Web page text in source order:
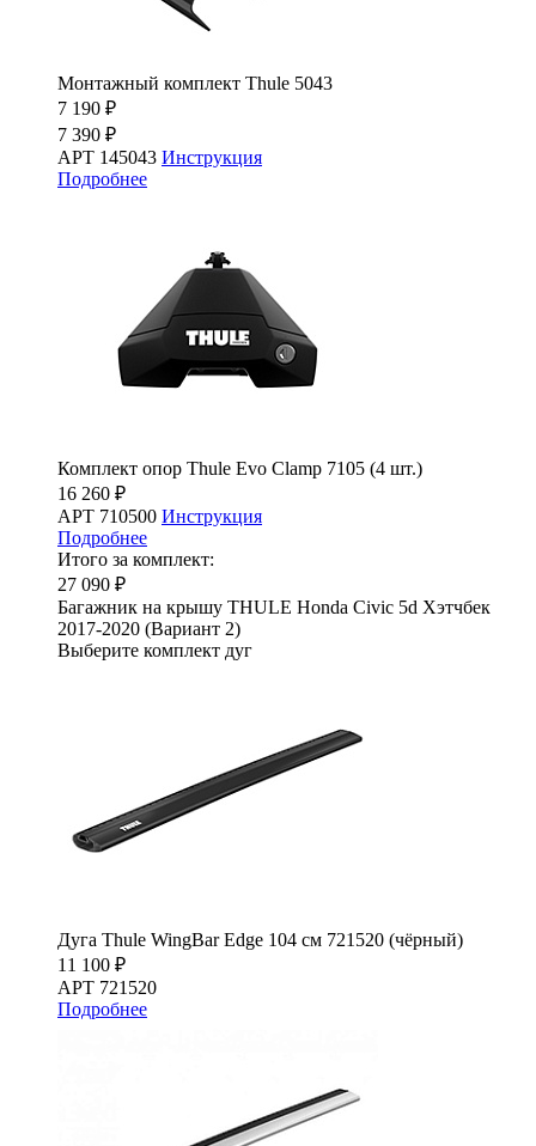
Монтажный комплект Thule 5043
7 190 ₽
7 390 ₽
АРТ 145043 Инструкция
Подробнее
Комплект опор Thule Evo Clamp 7105 (4 шт.)
16 260 ₽
АРТ 710500 Инструкция
Подробнее
Итого за комплект:
27 090 ₽
Багажник на крышу THULE Honda Civic 5d Хэтчбек
2017-2020 (Вариант 2)
Выберите комплект дуг
Дуга Thule WingBar Edge 104 см 721520 (чёрный)
11 100 ₽
АРТ 721520
Подробнее